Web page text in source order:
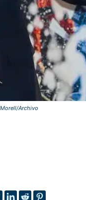
Archivo